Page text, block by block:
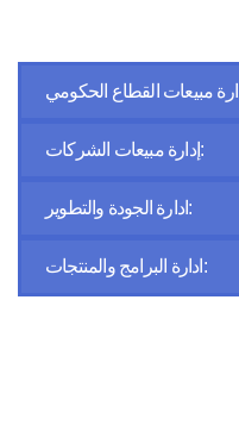
إدارة مبيعات الشركات:
ادارة الجودة والتطوير:
ادارة البرامج والمنتجات: